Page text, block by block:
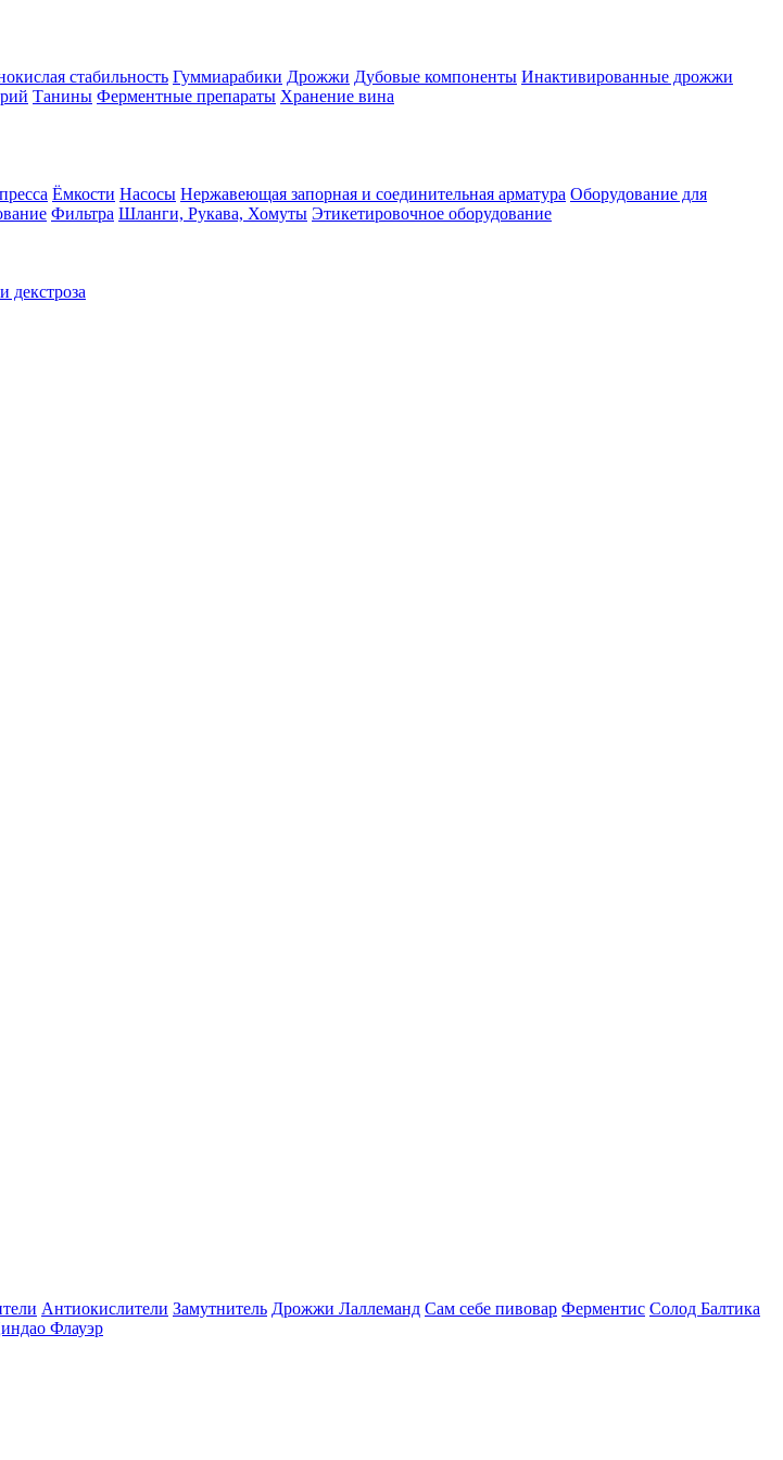
стабильность Гуммиарабики Дрожжи Дубовые компоненты Инактивированные дрожжи
Танины Ферментные препараты Хранение вина
Ёмкости Насосы Нержавеющая запорная и соединительная арматура Оборудование для
Фильтра Шланги, Рукава, Хомуты Этикетировочное оборудование
декстроза
Антиокислители Замутнитель Дрожжи Лаллеманд Сам себе пивовар Ферментис Солод Балтика
Флауэр